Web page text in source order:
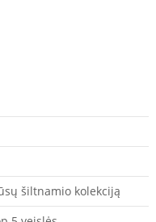
šiltnamio kolekciją